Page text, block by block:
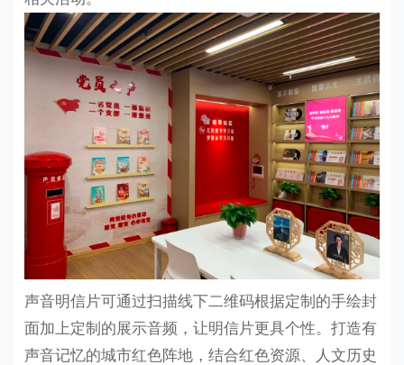
声音明信片可通过扫描线下二维码根据定制的手绘封
面加上定制的展示音频，让明信片更具个性。打造有
声音记忆的城市红色阵地，结合红色资源、人文历史